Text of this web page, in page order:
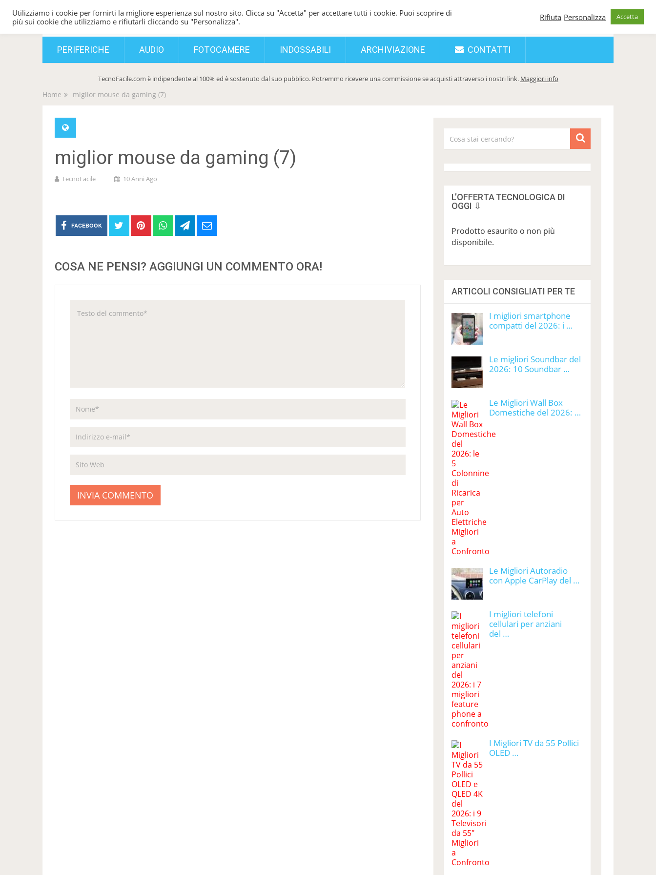
TecnoFacile
PERIFERICHE AUDIO FOTOCAMERE INDOSSABILI ARCHIVIAZIONE CONTATTI
TecnoFacile.com è indipendente al 100% ed è sostenuto dal suo pubblico. Potremmo ricevere una commissione se acquisti attraverso i nostri link. Maggiori info
Home miglior mouse da gaming (7)
miglior mouse da gaming (7)
TecnoFacile 10 Anni Ago
FACEBOOK
COSA NE PENSI? AGGIUNGI UN COMMENTO ORA!
L’OFFERTA TECNOLOGICA DI
OGGI ⇩
Prodotto esaurito o non più
disponibile.
ARTICOLI CONSIGLIATI PER TE
I migliori smartphone
compatti del 2026: i …
Le migliori Soundbar del
2026: 10 Soundbar …
Le Migliori Wall Box
Domestiche del 2026: …
Le Migliori Autoradio
con Apple CarPlay del …
I migliori telefoni
cellulari per anziani
del …
I Migliori TV da 55 Pollici
OLED …
Utilizziamo i cookie per fornirti la migliore esperienza sul nostro sito. Clicca su "Accetta" per accettare tutti i cookie. Puoi scoprire di
più sui cookie che utilizziamo e rifiutarli cliccando su "Personalizza".
Rifiuta Personalizza Accetta